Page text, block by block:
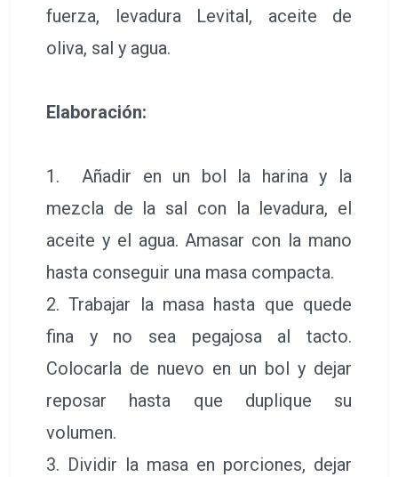
fuerza, levadura Levital, aceite de
oliva, sal y agua.
Elaboración:
1. Añadir en un bol la harina y la
mezcla de la sal con la levadura, el
aceite y el agua. Amasar con la mano
hasta conseguir una masa compacta.
2. Trabajar la masa hasta que quede
fina y no sea pegajosa al tacto.
Colocarla de nuevo en un bol y dejar
reposar hasta que duplique su
volumen.
3. Dividir la masa en porciones, dejar